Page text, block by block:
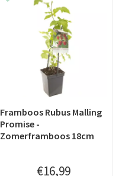
Framboos Rubus Malling
Promise -
Zomerframboos 18cm
€16,99